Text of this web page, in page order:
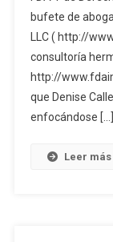
bufete de
LLC ( http://
consultoría
http://
que Denise
enfocándose […]
Leer más